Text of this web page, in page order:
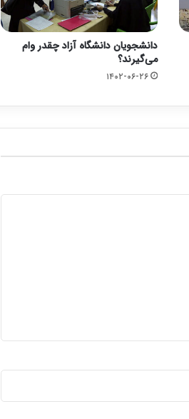
دانشجویان دانشگاه آزاد چقدر وام
می‌گیرند؟
۱۴۰۲-۰۶-۲۶